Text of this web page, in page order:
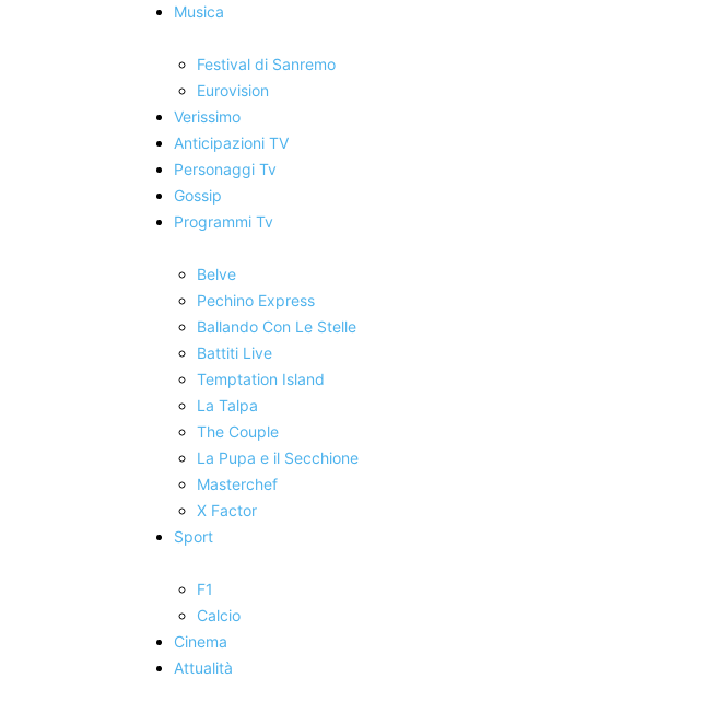
Musica
Festival di Sanremo
Eurovision
Verissimo
Anticipazioni TV
Personaggi Tv
Gossip
Programmi Tv
Belve
Pechino Express
Ballando Con Le Stelle
Battiti Live
Temptation Island
La Talpa
The Couple
La Pupa e il Secchione
Masterchef
X Factor
Sport
F1
Calcio
Cinema
Attualità